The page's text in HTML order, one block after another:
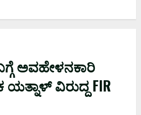
ಅವಹೇಳನಕಾರಿ
ವಿರುದ್ದ FIR